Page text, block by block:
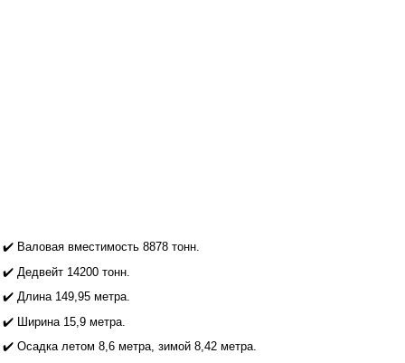
✔️ Валовая вместимость 8878 тонн.
✔️ Дедвейт 14200 тонн.
✔️ Длина 149,95 метра.
✔️ Ширина 15,9 метра.
✔️ Осадка летом 8,6 метра, зимой 8,42 метра.